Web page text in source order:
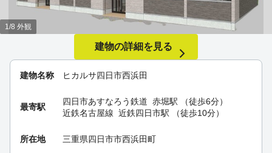
建物名称 ヒカルサ四日市西浜田
最寄駅
四日市あすなろう鉄道 赤堀駅 （徒歩6分）
近鉄名古屋線 近鉄四日市駅 （徒歩10分）
所在地 三重県四日市市西浜田町
1/8 外観
建物の詳細を見る